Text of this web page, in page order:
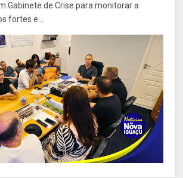
Gabinete de Crise para monitorar a
fortes e...